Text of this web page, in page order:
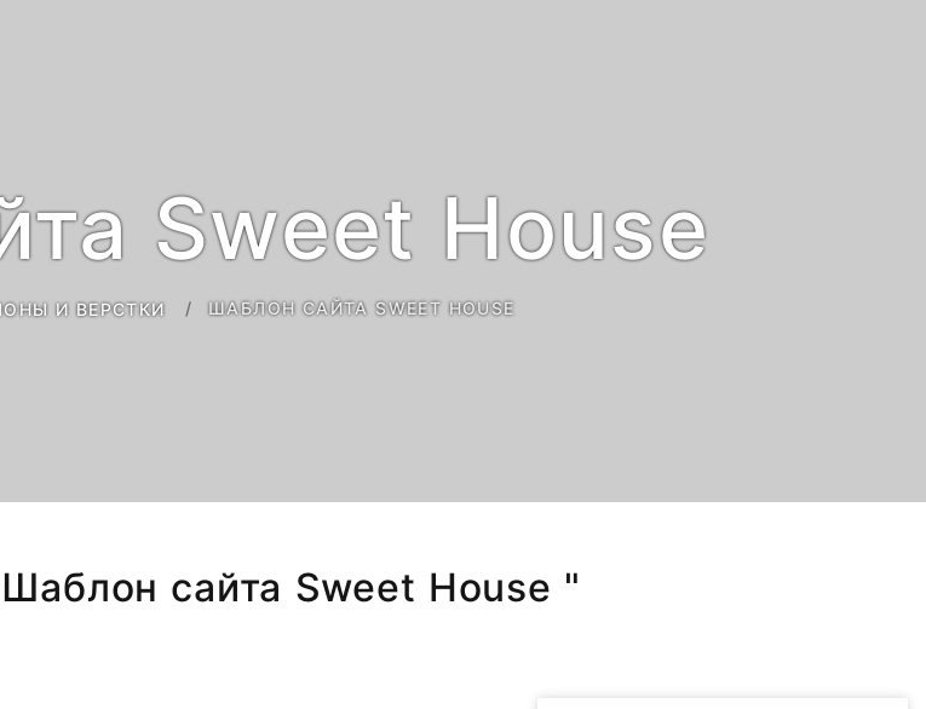
Sweet House
И ВЕРСТКИ ШАБЛОН САЙТА SWEET HOUSE
сайта Sweet House "